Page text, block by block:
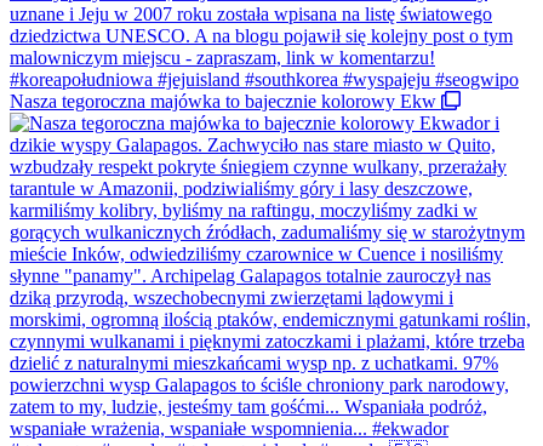
Nasza tegoroczna majówka to bajecznie kolorowy Ekw